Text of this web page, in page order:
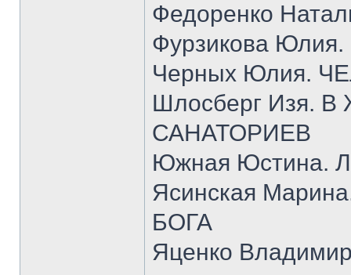
Федоренко
Фурзикова
Черных Юлия.
Шлосберг Изя.
САНАТОРИЕВ
Южная
Ясинская
БОГА
Яценко